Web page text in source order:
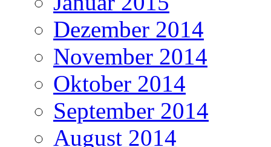
Dezember 2014
November 2014
Oktober 2014
September 2014
August 2014